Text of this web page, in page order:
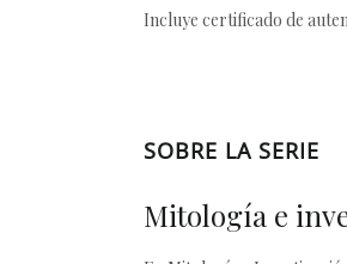
Incluye certificado de
SOBRE LA SERIE
Mitología e